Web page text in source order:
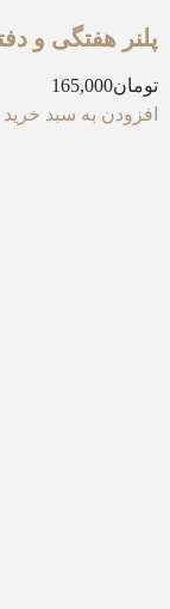
پلنر هفتگی و
تومان165,000
افزودن به سبد خرید